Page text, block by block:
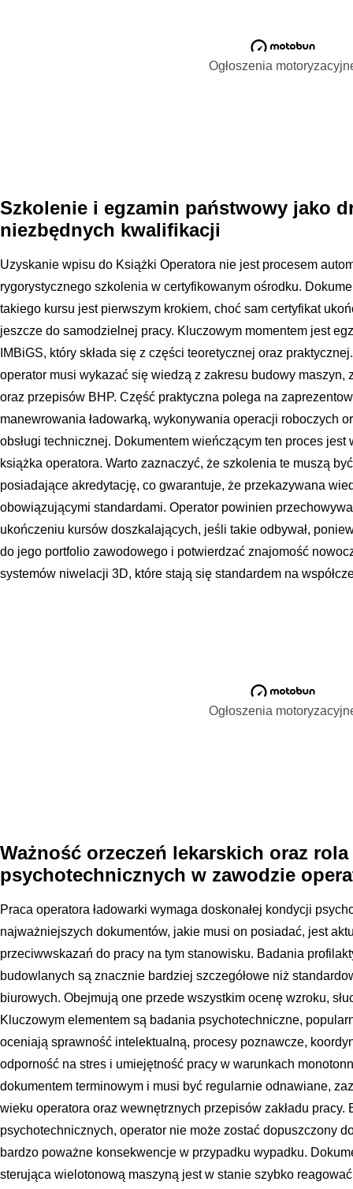
Ogłoszenia
Szkolenie i egzamin państwowy jako
niezbędnych kwalifikacji
Uzyskanie wpisu do Książki Operatora nie jest procesem
rygorystycznego szkolenia w certyfikowanym ośrodku.
takiego kursu jest pierwszym krokiem, choć sam certyfikat
jeszcze do samodzielnej pracy. Kluczowym momentem jest
IMBiGS, który składa się z części teoretycznej oraz
operator musi wykazać się wiedzą z zakresu budowy maszyn,
oraz przepisów BHP. Część praktyczna polega na
manewrowania ładowarką, wykonywania operacji roboczych
obsługi technicznej. Dokumentem wieńczącym ten proces jest
książka operatora. Warto zaznaczyć, że szkolenia te muszą
posiadające akredytację, co gwarantuje, że przekazywana
obowiązującymi standardami. Operator powinien
ukończeniu kursów doszkalających, jeśli takie odbywał,
do jego portfolio zawodowego i potwierdzać znajomość
systemów niwelacji 3D, które stają się standardem na
Ogłoszenia
Ważność orzeczeń lekarskich oraz
psychotechnicznych w zawodzie
Praca operatora ładowarki wymaga doskonałej kondycji
najważniejszych dokumentów, jakie musi on posiadać, jest
przeciwwskazań do pracy na tym stanowisku. Badania
budowlanych są znacznie bardziej szczegółowe niż
biurowych. Obejmują one przede wszystkim ocenę wzroku,
Kluczowym elementem są badania psychotechniczne,
oceniają sprawność intelektualną, procesy poznawcze,
odporność na stres i umiejętność pracy w warunkach
dokumentem terminowym i musi być regularnie odnawiane,
wieku operatora oraz wewnętrznych przepisów zakładu
psychotechnicznych, operator nie może zostać dopuszczony
bardzo poważne konsekwencje w przypadku wypadku.
sterująca wielotonową maszyną jest w stanie szybko